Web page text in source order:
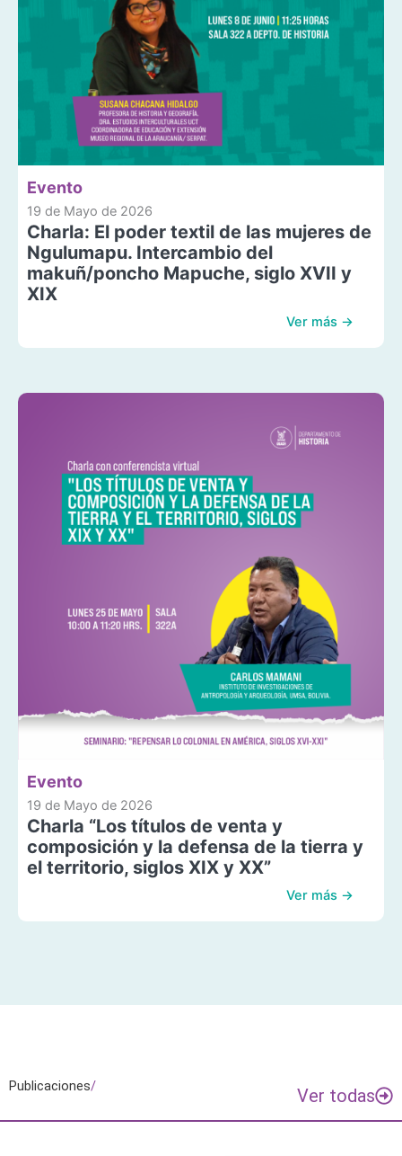
Evento
19 de Mayo de 2026
Charla: El poder textil de las mujeres de
Ngulumapu. Intercambio del
makuñ/poncho Mapuche, siglo XVII y
XIX
Ver más →
Evento
19 de Mayo de 2026
Charla “Los títulos de venta y
composición y la defensa de la tierra y
el territorio, siglos XIX y XX”
Ver más →
Publicaciones/ Ver todas